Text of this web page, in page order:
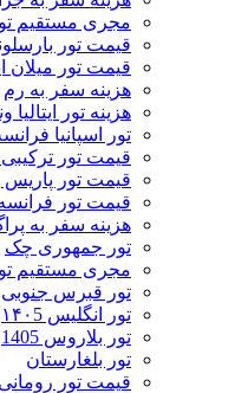
مجری مستقیم
قیمت تور
قیمت تور میلان
هزینه سفر به رم
هزینه تور ایتالیا
تور اسپانیا
قیمت تور ترکیبی
قیمت تور پاریس
قیمت تور فرانسه
هزینه سفر به
تور جمهوری چک
مجری مستقیم
تور قبرس جنوبی
تور انگلیس ۱۴۰5
تور بلاروس 1405
تور بلغارستان
قیمت تور رومانی